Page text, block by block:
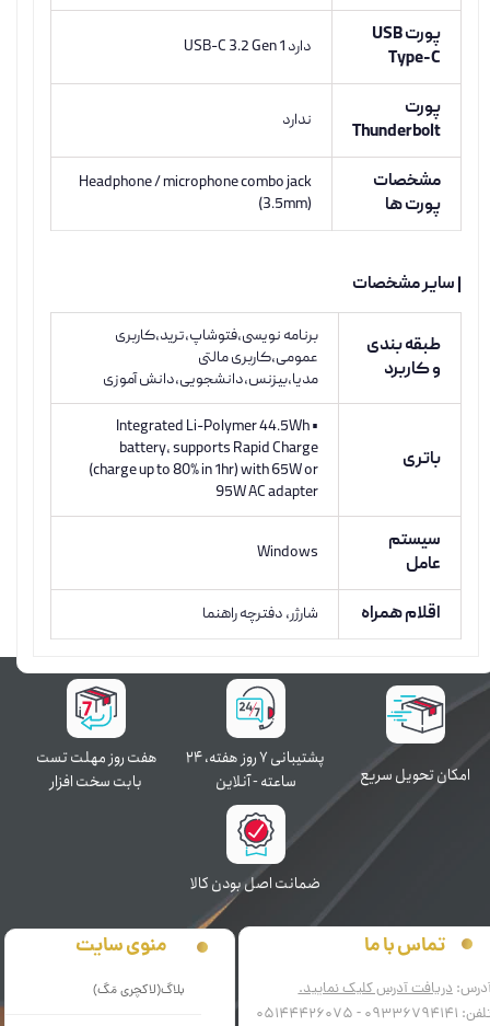
پورت USB
Type-C
دارد USB-C 3.2 Gen 1
پورت
Thunderbolt
ندارد
مشخصات
پورت ها
Headphone / microphone combo jack
(3.5mm)
| سایر مشخصات
طبقه بندی
و کاربرد
برنامه نویسی،فتوشاپ،ترید،کاربری
عمومی،کاربری مالتی
مدیا،بیزنس،دانشجویی،دانش آموزی
باتری
• Integrated Li-Polymer 44.5Wh
battery, supports Rapid Charge
(charge up to 80% in 1hr) with 65W or
95W AC adapter
سیستم
عامل
Windows
اقلام همراه شارژر، دفترچه راهنما
منوی سایت
بلاگ(لاکچری مَگ)
تماس با ما
دریافت آدرس کلیک نمایید.
09336794141 - 05144426075
اﻣﮑﺎن ﺗﺤﻮﯾﻞ سریع
پشتیبانی ۷ روز ﻫﻔﺘﻪ، ۲۴
ﺳﺎﻋﺘﻪ - آنلاین
هفت روز مهلت تست
بابت سخت افزار
ﺿﻤﺎﻧﺖ اﺻﻞ ﺑﻮدن ﮐﺎﻟﺎ